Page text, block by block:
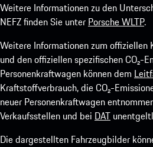
Weitere Informationen zu den
NEFZ finden Sie unter Porsche WLTP.
Weitere Informationen zum
und den offiziellen spezifischen CO₂-
Personenkraftwagen können dem
Kraftstoffverbrauch, die CO₂-
neuer Personenkraftwagen
Verkaufsstellen und bei DAT
Die dargestellten Fahrzeugbilder